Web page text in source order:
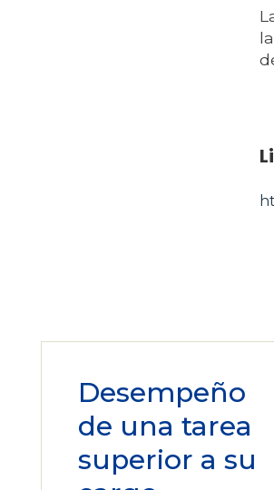
Desempeño
de una tarea
superior a su